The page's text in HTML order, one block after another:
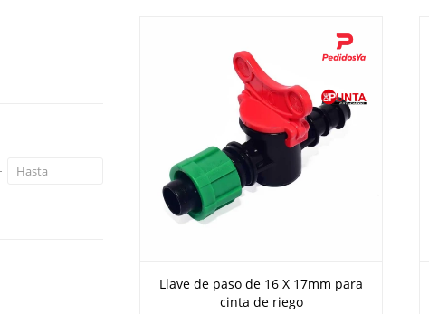
Llave de paso de 16 X 17mm para
cinta de riego